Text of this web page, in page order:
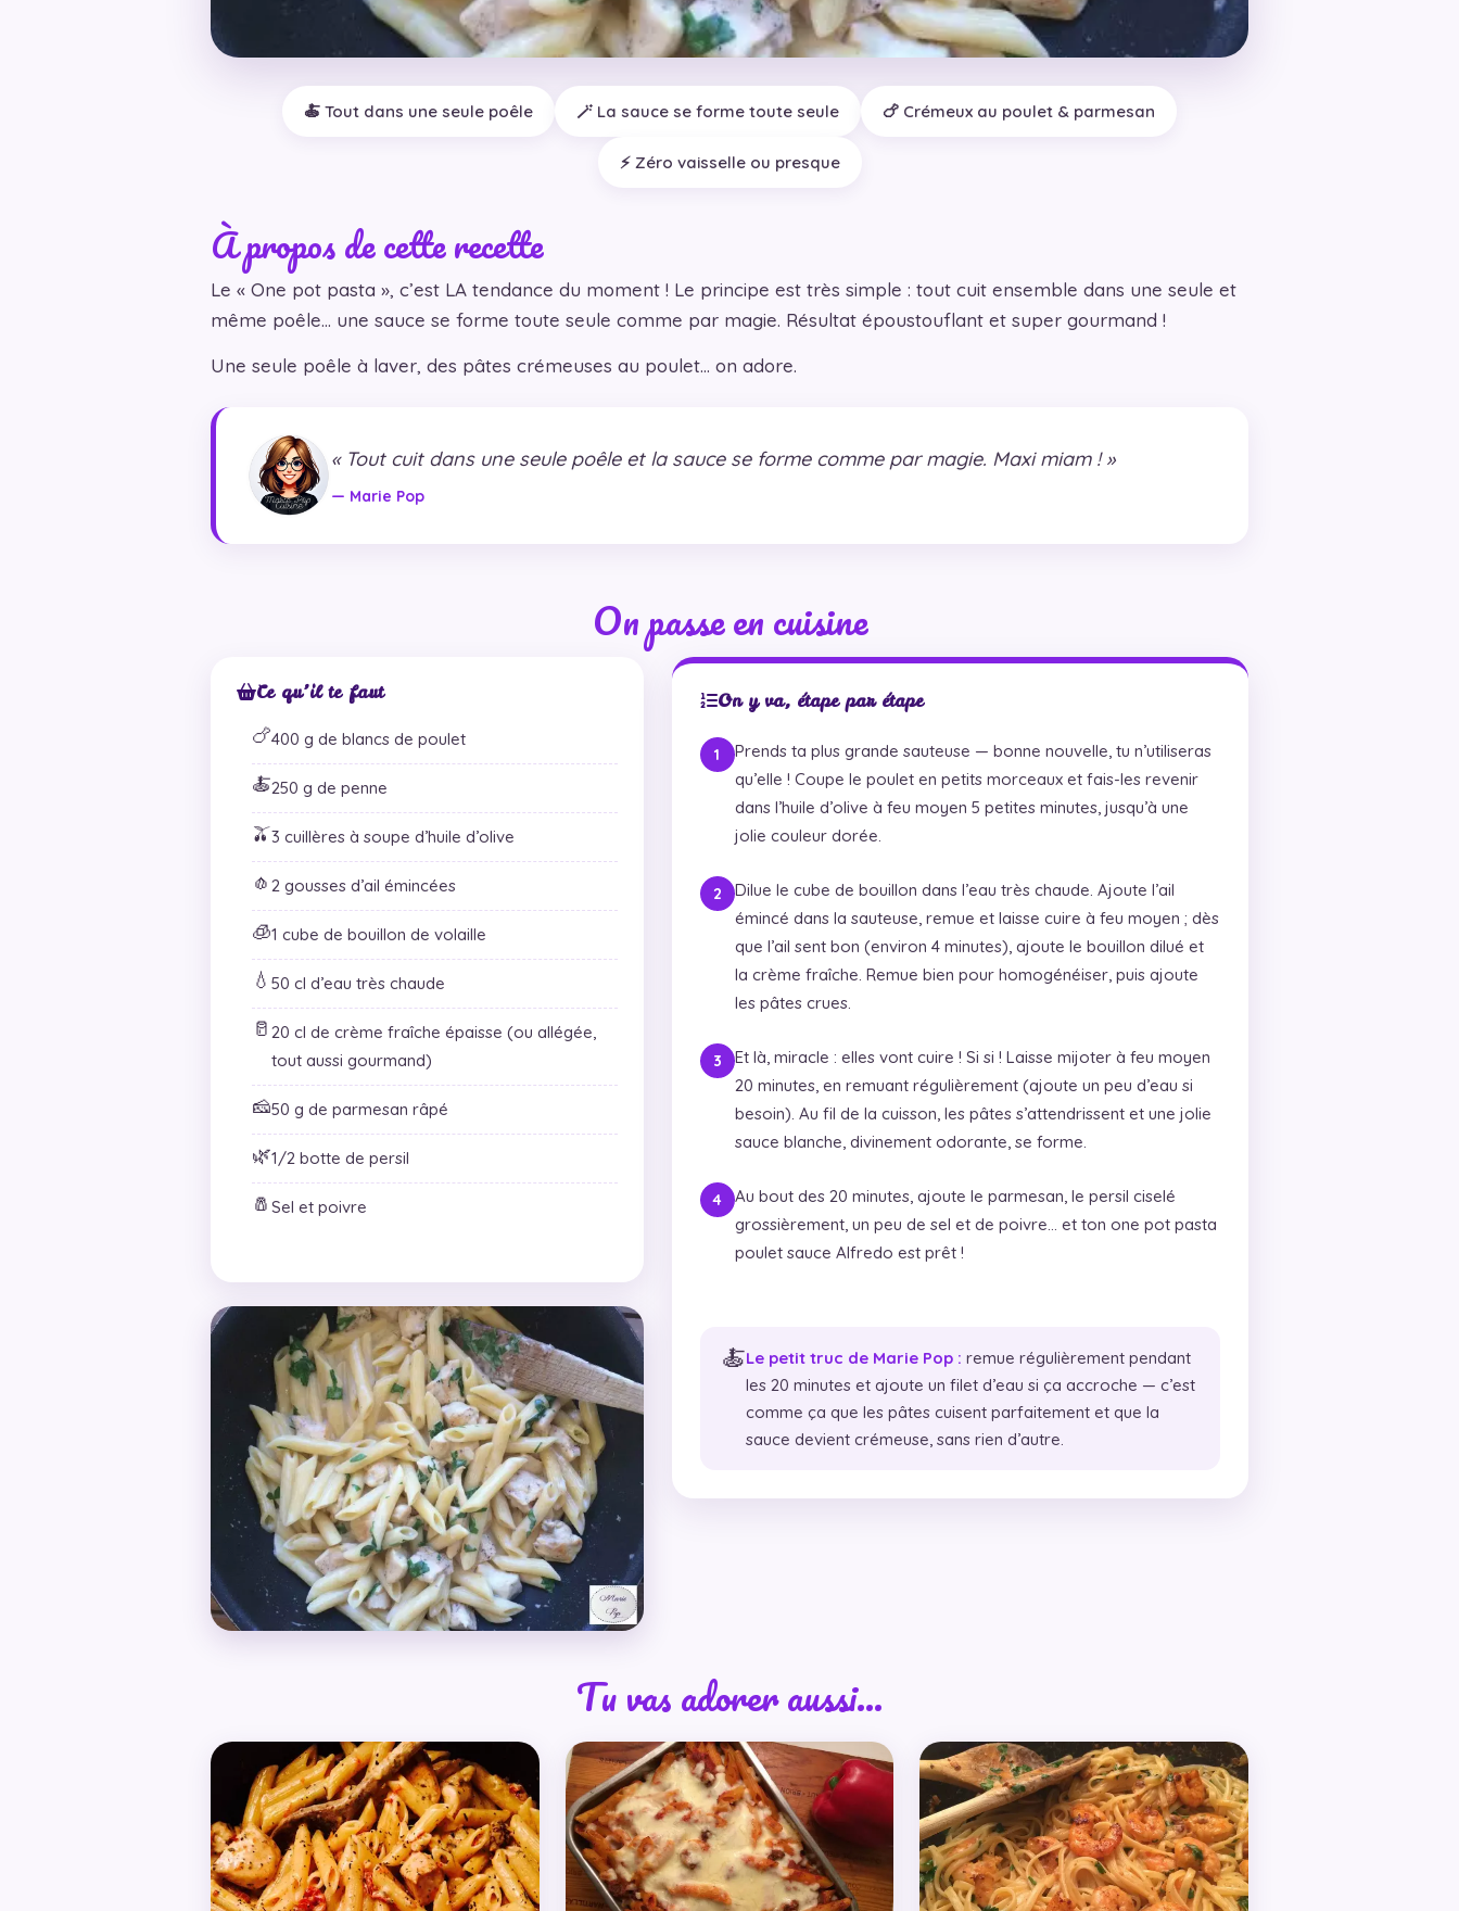
🍝 Tout dans une seule poêle 🪄 La sauce se forme toute seule 🍗 Crémeux au poulet & parmesan
⚡ Zéro vaisselle ou presque
À propos de cette recette
Le « One pot pasta », c’est LA tendance du moment ! Le principe est très simple : tout cuit ensemble dans une seule et
même poêle… une sauce se forme toute seule comme par magie. Résultat époustouflant et super gourmand !
Une seule poêle à laver, des pâtes crémeuses au poulet… on adore.
« Tout cuit dans une seule poêle et la sauce se forme comme par magie. Maxi miam ! »
— Marie Pop
On passe en cuisine
Ce qu’il te faut
🍗400 g de blancs de poulet
🍝250 g de penne
🫒3 cuillères à soupe d’huile d’olive
🧄 2 gousses d’ail émincées
🧊1 cube de bouillon de volaille
💧 50 cl d’eau très chaude
🥛 20 cl de crème fraîche épaisse (ou allégée,
tout aussi gourmand)
🧀50 g de parmesan râpé
🌿1/2 botte de persil
🧂 Sel et poivre
On y va, étape par étape
Prends ta plus grande sauteuse — bonne nouvelle, tu n’utiliseras
qu’elle ! Coupe le poulet en petits morceaux et fais-les revenir
dans l’huile d’olive à feu moyen 5 petites minutes, jusqu’à une
jolie couleur dorée.
Dilue le cube de bouillon dans l’eau très chaude. Ajoute l’ail
émincé dans la sauteuse, remue et laisse cuire à feu moyen ; dès
que l’ail sent bon (environ 4 minutes), ajoute le bouillon dilué et
la crème fraîche. Remue bien pour homogénéiser, puis ajoute
les pâtes crues.
Et là, miracle : elles vont cuire ! Si si ! Laisse mijoter à feu moyen
20 minutes, en remuant régulièrement (ajoute un peu d’eau si
besoin). Au fil de la cuisson, les pâtes s’attendrissent et une jolie
sauce blanche, divinement odorante, se forme.
Au bout des 20 minutes, ajoute le parmesan, le persil ciselé
grossièrement, un peu de sel et de poivre… et ton one pot pasta
poulet sauce Alfredo est prêt !
🍝Le petit truc de Marie Pop : remue régulièrement pendant
les 20 minutes et ajoute un filet d’eau si ça accroche — c’est
comme ça que les pâtes cuisent parfaitement et que la
sauce devient crémeuse, sans rien d’autre.
Tu vas adorer aussi…